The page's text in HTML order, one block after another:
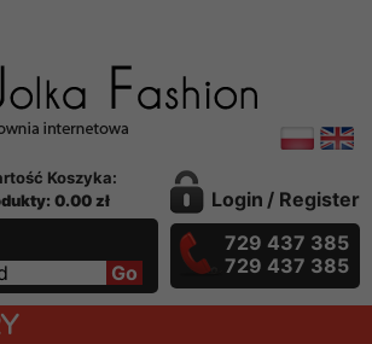
Koszyka:
0.00 zł
Login / Register
729 437 385
729 437 385